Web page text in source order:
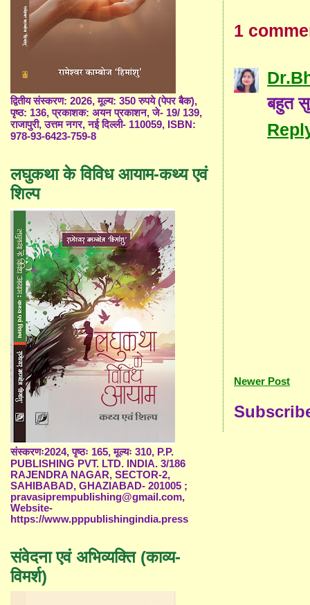
1
बहुत
Newer Post
द्वितीय संस्करण: 2026, मूल्य: 350 रुपये (पेपर बैक),
पृष्ठ: 136, प्रकाशक: अयन प्रकाशन, जे- 19/ 139,
राजापुरी, उत्तम नगर, नई दिल्ली- 110059, ISBN:
978-93-6423-759-8
लघुकथा के विविध आयाम-कथ्य एवं
शिल्प
संस्करणः2024, पृष्ठः 165, मूल्यः 310, P.P.
PUBLISHING PVT. LTD. INDIA. 3/186
RAJENDRA NAGAR, SECTOR-2,
SAHIBABAD, GHAZIABAD- 201005 ;
pravasiprempublishing@gmail.com,
Website-
https://www.pppublishingindia.press
संवेदना एवं अभिव्यक्ति (काव्य-
विमर्श)